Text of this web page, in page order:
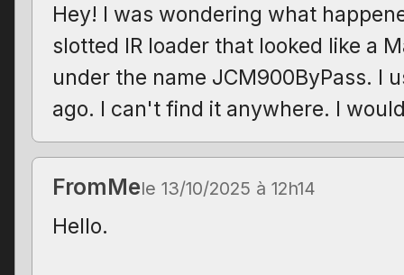
Hey! I was wondering what
slotted IR loader that looked like a
under the name JCM900ByPass. I
ago. I can't find it anywhere. I
FromMele 13/10/2025 à 12h14
Hello.